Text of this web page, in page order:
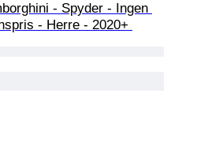
- Spyder - Ingen
- Herre - 2020+